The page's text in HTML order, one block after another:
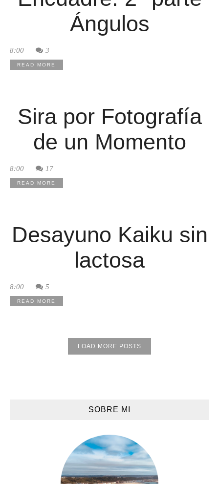
Ángulos
8:00 3
READ MORE
Sira por Fotografía
de un Momento
8:00 17
READ MORE
Desayuno Kaiku sin
lactosa
8:00 5
READ MORE
LOAD MORE POSTS
SOBRE MI